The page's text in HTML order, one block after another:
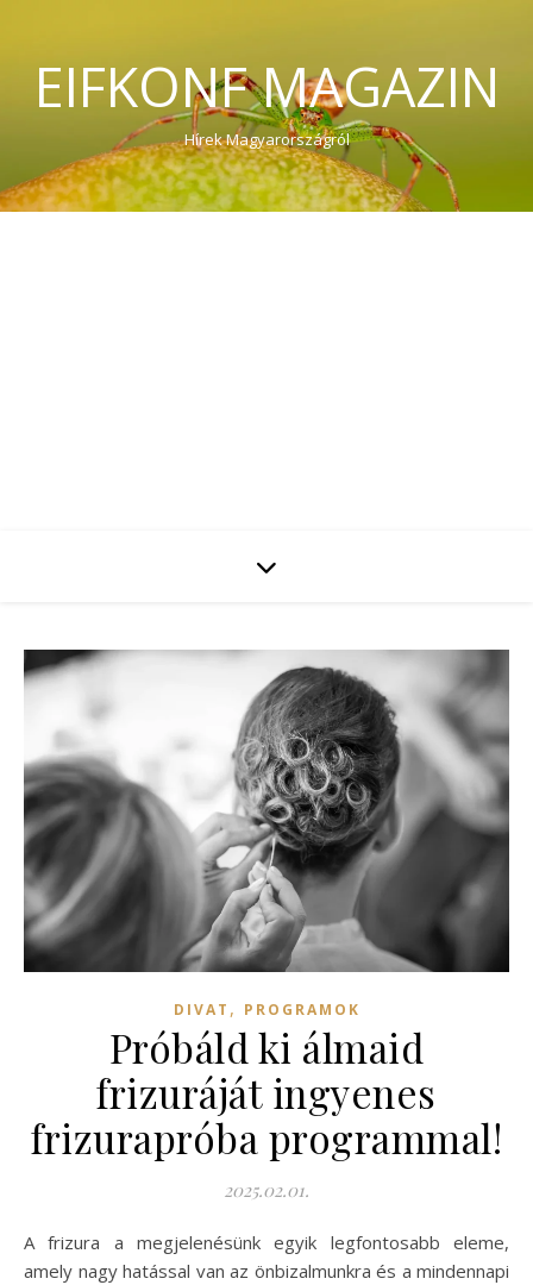
EIFKONF MAGAZIN
Hírek Magyarországról
DIVAT , PROGRAMOK
Próbáld ki álmaid
frizuráját ingyenes
frizurapróba programmal!
2025.02.01.
A frizura a megjelenésünk egyik legfontosabb eleme,
amely nagy hatással van az önbizalmunkra és a mindennapi